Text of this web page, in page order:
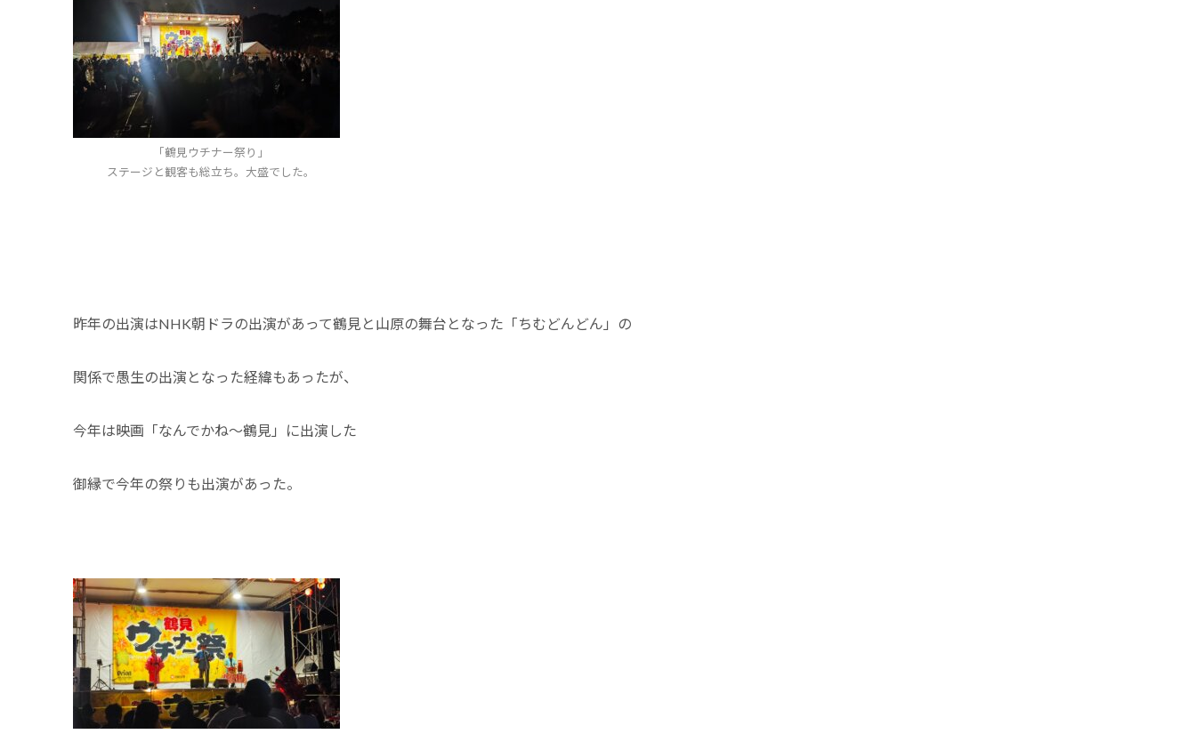
「鶴見ウチナー祭り」
ステージと観客も総立ち。大盛でした。
昨年の出演はNHK朝ドラの出演があって鶴見と山原の舞台となった「ちむどんどん」の
関係で愚生の出演となった経緯もあったが、
今年は映画「なんでかね～鶴見」に出演した
御縁で今年の祭りも出演があった。